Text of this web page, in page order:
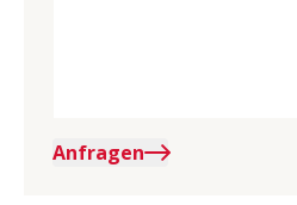
Anfragen